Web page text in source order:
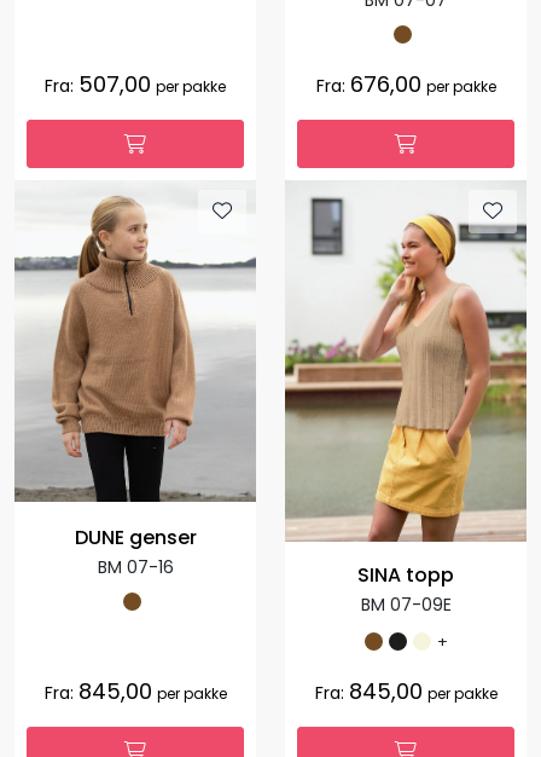
Fra: 507,00 per pakke Fra: 676,00 per pakke
DUNE genser
BM 07-16
Fra: 845,00 per pakke
SINA topp
BM 07-09E
+
Fra: 845,00 per pakke